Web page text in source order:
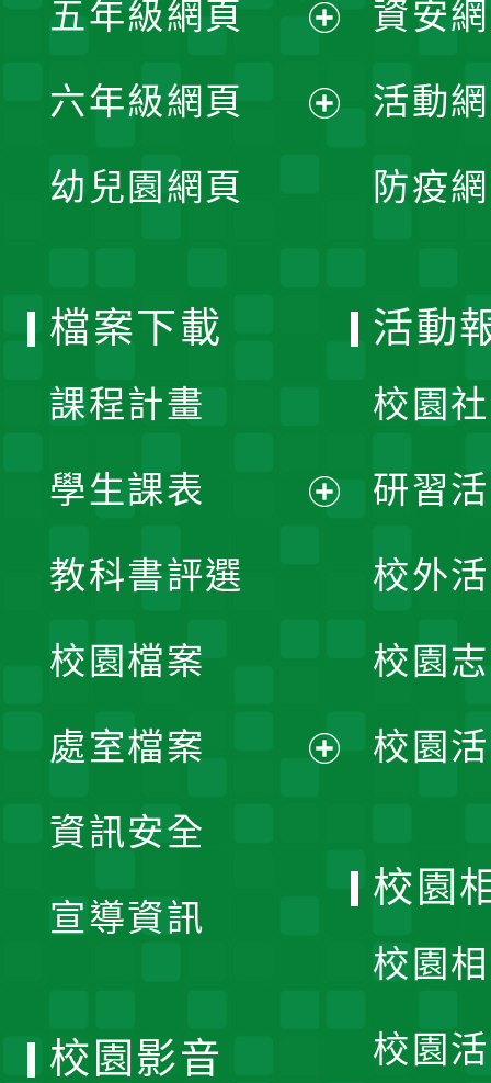
選
單
開
選
五年級網頁
開
六年級網頁
幼兒園網頁
資安
活動
防疫
檔案下載
課程計畫
學生課表
單
教科書評選
校園檔案
處室檔案
資訊安全
宣導資訊
活動
校園
研習
校外
校園
校園
校園
校園
校園
校園影音